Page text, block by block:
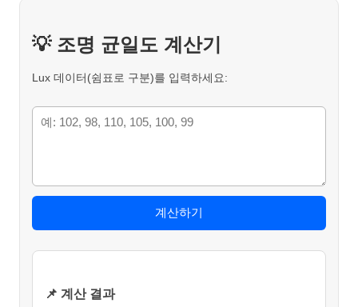
💡 조명 균일도 계산기
Lux 데이터(쉼표로 구분)를 입력하세요:
계산하기
📌 계산 결과